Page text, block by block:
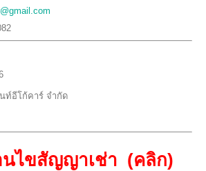
ท์อีโก้คาร์ จำกัด
นไขสัญญาเช่า (คลิก)